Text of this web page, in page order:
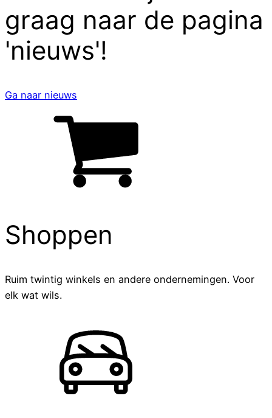
graag naar de pagina
'nieuws'!
Ga naar nieuws
Shoppen
Ruim twintig winkels en andere ondernemingen. Voor
elk wat wils.